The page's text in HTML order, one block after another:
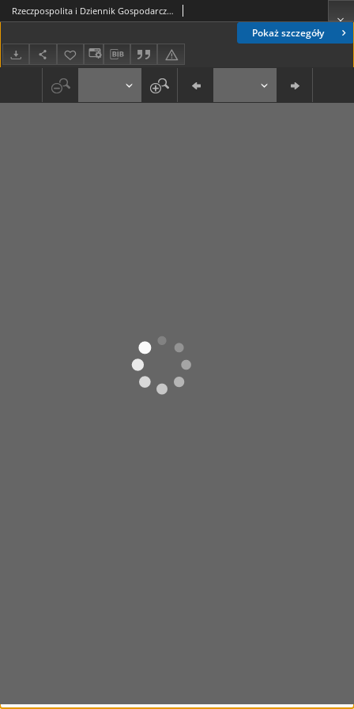
Pokaż szczegóły
Rzeczpospolita i Dziennik Gospodarczy. R. 4, nr 89 (31 marca 1947)